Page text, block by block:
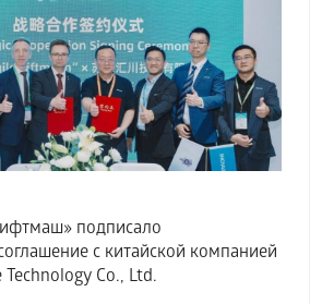
подписало
с китайской компанией
Co., Ltd.